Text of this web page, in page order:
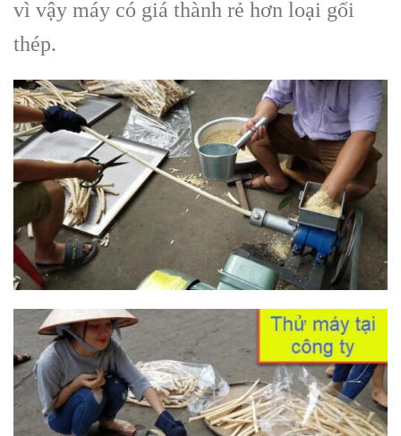
vì vậy máy có giá thành rẻ hơn loại gối
thép.